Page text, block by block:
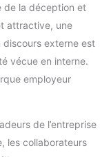
de la déception et
attractive, une
discours externe est
vécue en interne.
employeur
de l’entreprise
les collaborateurs